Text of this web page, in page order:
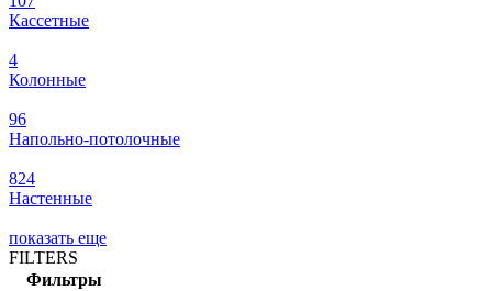
Кассетные
4
Колонные
96
Напольно-потолочные
824
Настенные
показать еще
FILTERS
Фильтры